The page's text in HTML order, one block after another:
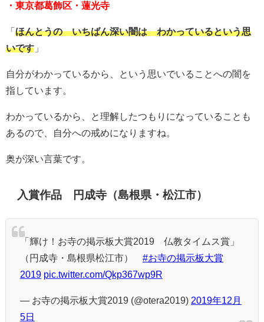
・東京都葛飾区・蓮光寺
「 ほんとうの いちばん深い闇は わかっているという思
いです 」
自分がわかっているから、という思いでいることへの闇を
指しています。
わかっているから、と理解したつもりになっていることも
あるので、自分への戒めになりますね。
奥が深い言葉です。
入賞作品 円成寺（島根県・松江市）
「輝け！お寺の掲示板大賞2019 仏教タイムス賞」
（円成寺・島根県松江市） #お寺の掲示板大賞
2019 pic.twitter.com/Qkp367wp9R
— お寺の掲示板大賞2019 (@otera2019) 2019年12月
5日